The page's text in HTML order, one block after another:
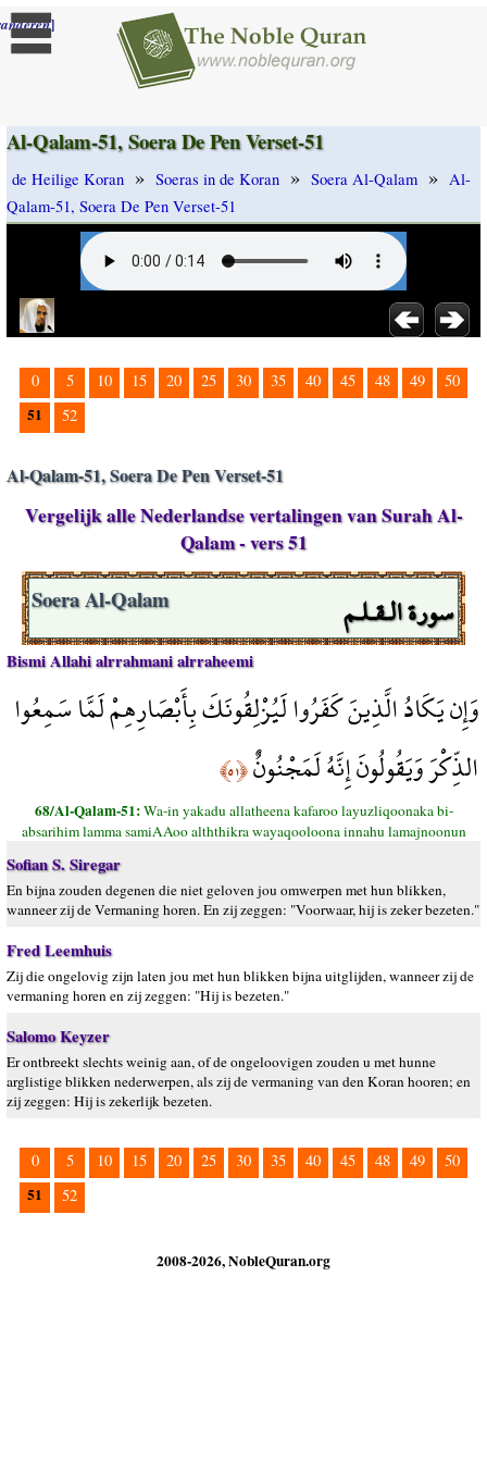
]
Al-Qalam-51, Soera De Pen Verset-51
de Heilige Koran » Soeras in de Koran » Soera Al-Qalam » Al-
Qalam-51, Soera De Pen Verset-51
0 5 10 15 20 25 30 35 40 45 48 49 50
51 52
Al-Qalam-51, Soera De Pen Verset-51
Vergelijk alle Nederlandse vertalingen van Surah Al-
Qalam - vers 51
سورة الـقـلـم Soera Al-Qalam
Bismi Allahi alrrahmani alrraheemi
وَإِن يَكَادُ الَّذِينَ كَفَرُوا لَيُزْلِقُونَكَ بِأَبْصَارِهِمْ لَمَّا سَمِعُوا
الذِّكْرَ وَيَقُولُونَ إِنَّهُ لَمَجْنُونٌ﴿٥١﴾
68/Al-Qalam-51:Wa-in yakadu allatheena kafaroo layuzliqoonaka bi-
absarihim lamma samiAAoo alththikra wayaqooloona innahu lamajnoonun
Sofian S. Siregar
En bijna zouden degenen die niet geloven jou omwerpen met hun blikken,
wanneer zij de Vermaning horen. En zij zeggen: "Voorwaar, hij is zeker bezeten."
Fred Leemhuis
Zij die ongelovig zijn laten jou met hun blikken bijna uitglijden, wanneer zij de
vermaning horen en zij zeggen: "Hij is bezeten."
Salomo Keyzer
Er ontbreekt slechts weinig aan, of de ongeloovigen zouden u met hunne
arglistige blikken nederwerpen, als zij de vermaning van den Koran hooren; en
zij zeggen: Hij is zekerlijk bezeten.
0 5 10 15 20 25 30 35 40 45 48 49 50
51 52
2008-2026, NobleQuran.org